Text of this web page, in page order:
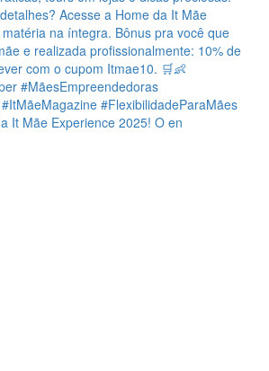
It Mãe Experience 2025! O en